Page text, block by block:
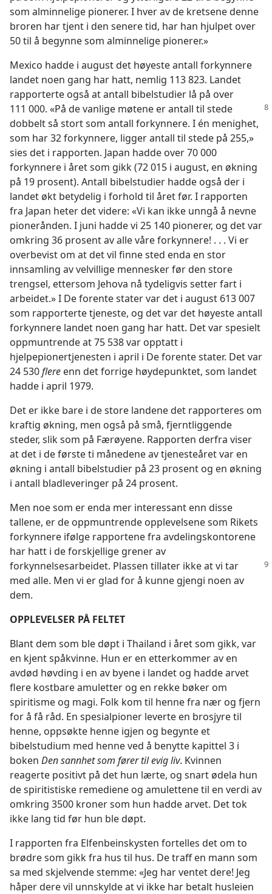
som alminnelige pionerer. I hver av de kretsene denne
broren har tjent i den senere tid, har han hjulpet over
50 til å begynne som alminnelige pionerer.»
Mexico hadde i august det høyeste antall forkynnere
landet noen gang har hatt, nemlig 113 823. Landet
rapporterte også at antall bibelstudier lå på over
111 000. «På de vanlige møtene er antall til stede
dobbelt så stort som antall forkynnere. I én menighet,
som har 32 forkynnere, ligger antall til stede på 255,»
sies det i rapporten. Japan hadde over 70 000
forkynnere i året som gikk (72 015 i august, en økning
på 19 prosent). Antall bibelstudier hadde også der i
landet økt betydelig i forhold til året før. I rapporten
fra Japan heter det videre: «Vi kan ikke unngå å nevne
pionerånden. I juni hadde vi 25 140 pionerer, og det var
omkring 36 prosent av alle våre forkynnere! . . . Vi er
overbevist om at det vil finne sted enda en stor
innsamling av velvillige mennesker før den store
trengsel, ettersom Jehova nå tydeligvis setter fart i
arbeidet.» I De forente stater var det i august 613 007
som rapporterte tjeneste, og det var det høyeste antall
forkynnere landet noen gang har hatt. Det var spesielt
oppmuntrende at 75 538 var opptatt i
hjelpepionertjenesten i april i De forente stater. Det var
24 530flere enn det forrige høydepunktet, som landet
hadde i april 1979.
Det er ikke bare i de store landene det rapporteres om
kraftig økning, men også på små, fjerntliggende
steder, slik som på Færøyene. Rapporten derfra viser
at det i de første ti månedene av tjenesteåret var en
økning i antall bibelstudier på 23 prosent og en økning
i antall bladleveringer på 24 prosent.
Men noe som er enda mer interessant enn disse
tallene, er de oppmuntrende opplevelsene som Rikets
forkynnere ifølge rapportene fra avdelingskontorene
har hatt i de forskjellige grener av
forkynnelsesarbeidet. Plassen tillater ikke at vi tar
med alle. Men vi er glad for å kunne gjengi noen av
dem.
OPPLEVELSER PÅ FELTET
Blant dem som ble døpt i Thailand i året som gikk, var
en kjent spåkvinne. Hun er en etterkommer av en
avdød høvding i en av byene i landet og hadde arvet
flere kostbare amuletter og en rekke bøker om
spiritisme og magi. Folk kom til henne fra nær og fjern
for å få råd. En spesialpioner leverte en brosjyre til
henne, oppsøkte henne igjen og begynte et
bibelstudium med henne ved å benytte kapittel 3 i
boken Den sannhet som fører til evig liv. Kvinnen
reagerte positivt på det hun lærte, og snart ødela hun
de spiritistiske remediene og amulettene til en verdi av
omkring 3500 kroner som hun hadde arvet. Det tok
ikke lang tid før hun ble døpt.
I rapporten fra Elfenbeinskysten fortelles det om to
brødre som gikk fra hus til hus. De traff en mann som
sa med skjelvende stemme: «Jeg har ventet dere! Jeg
håper dere vil unnskylde at vi ikke har betalt husleien